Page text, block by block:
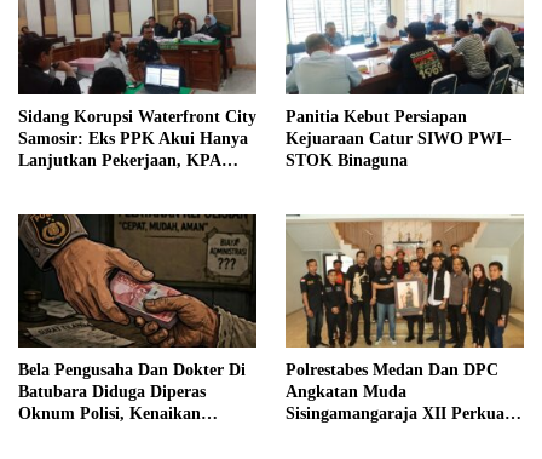
Sidang Korupsi Waterfront City
Samosir: Eks PPK Akui Hanya
Lanjutkan Pekerjaan, KPA
Panitia Kebut Persiapan
Kejuaraan Catur SIWO PWI–
STOK Binaguna
Bela Pengusaha Dan Dokter Di
Batubara Diduga Diperas
Oknum Polisi, Kenaikan
Polrestabes Medan Dan DPC
Angkatan Muda
Sisingamangaraja XII Perkuat